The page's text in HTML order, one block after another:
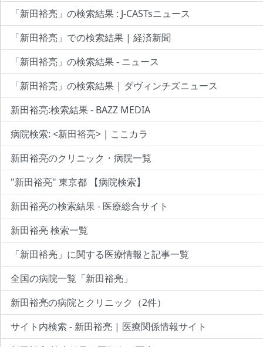
「新田裕亮」の検索結果 : J-CASTsニュース
「新田裕亮」での検索結果 | 経済新聞
「新田裕亮」の検索結果 - ニュース
「新田裕亮」の検索結果 | ダヴィンチズニュース
新田裕亮:検索結果 - BAZZ MEDIA
病院検索: <新田裕亮>｜ここカラ
新田裕亮のクリニック・病院一覧
"新田裕亮" 東京都 【病院検索】
新田裕亮の検索結果 - 医療総合サイト
新田裕亮 検索一覧
「新田裕亮」に関する医療情報と記事一覧
全国の病院一覧「新田裕亮」
新田裕亮の病院とクリニック（2件）
サイト内検索 - 新田裕亮 | 医療関係情報サイト